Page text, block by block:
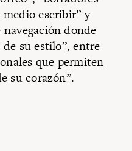
escribir” y
donde
su estilo”, entre
que permiten
su corazón”.